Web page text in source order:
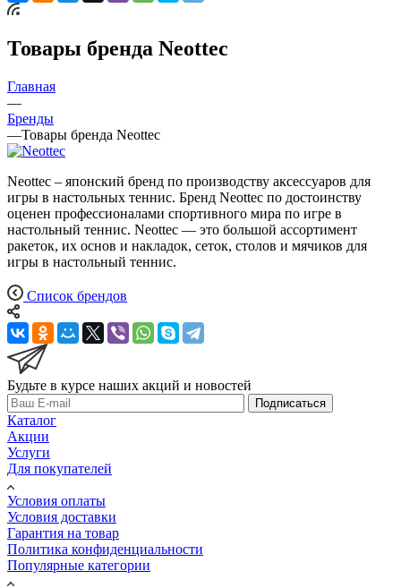
Товары бренда Neottec
Главная
—
Бренды
—Товары бренда Neottec
Neottec – японский бренд по производству аксессуаров для
игры в настольных теннис. Бренд Neottec по достоинству
оценен профессионалами спортивного мира по игре в
настольный теннис. Neottec — это большой ассортимент
ракеток, их основ и накладок, сеток, столов и мячиков для
игры в настольный теннис.
Список брендов
Будьте в курсе наших акций и новостей
Подписаться
Каталог
Акции
Услуги
Для покупателей
Условия оплаты
Условия доставки
Гарантия на товар
Политика конфиденциальности
Популярные категории